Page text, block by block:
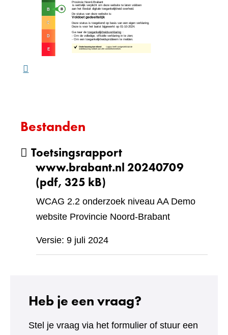
Bestanden
Toetsingsrapport
www.brabant.nl 20240709
(pdf, 325 kB)
WCAG 2.2 onderzoek niveau AA Demo
website Provincie Noord-Brabant
Versie: 9 juli 2024
Heb je een vraag?
Stel je vraag via het formulier of stuur een